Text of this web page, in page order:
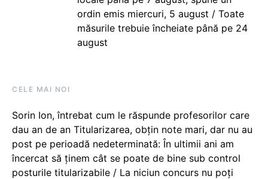
ordin emis miercuri, 5 august / Toate
măsurile trebuie încheiate până pe 24
august
CELE MAI NOI
Sorin Ion, întrebat cum le răspunde profesorilor care
dau an de an Titularizarea, obțin note mari, dar nu au
post pe perioadă nedeterminată: În ultimii ani am
încercat să ținem cât se poate de bine sub control
posturile titularizabile / La niciun concurs nu poți